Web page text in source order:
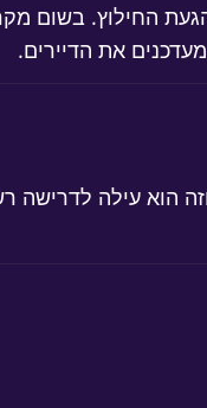
החילוץ. בשום
את הדיירים.
הוא עילה לדרישה